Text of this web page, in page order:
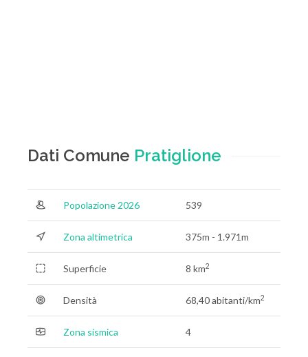
Dati Comune Pratiglione
Popolazione 2026 539
Zona altimetrica 375m - 1.971m
Superficie 8 km2
Densità 68,40 abitanti/km2
Zona sismica 4